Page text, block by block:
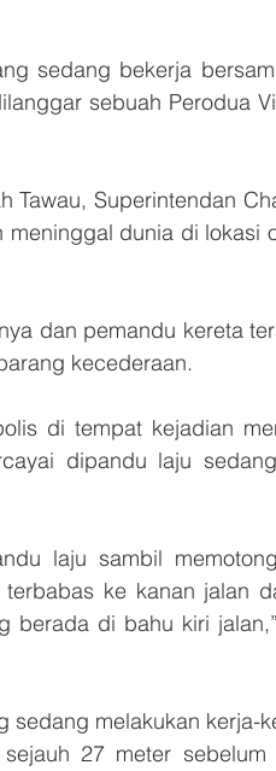
sedang bekerja
sebuah Perodua
Tawau, Superintendan
meninggal dunia di lokasi
dan pemandu kereta
kecederaan.
di tempat kejadian
dipandu laju
laju sambil
ke kanan jalan
berada di bahu kiri
sedang melakukan kerja-
27 meter